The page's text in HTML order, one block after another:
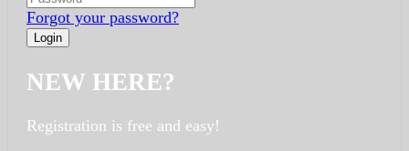
Forgot your password?
NEW HERE?
Registration is free and easy!